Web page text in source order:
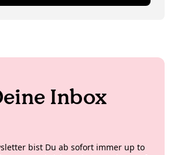
sie dem Team den Büroalltag und
Inbox
bist Du ab sofort immer up to